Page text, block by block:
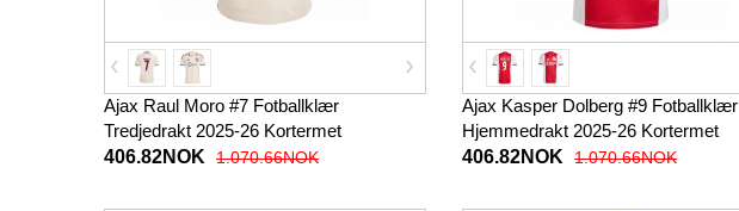
Ajax Raul Moro #7 Fotballklær
Tredjedrakt 2025-26 Kortermet
406.82NOK
1.070.66NOK
Ajax Kasper Dolberg #9 Fotballklær
Hjemmedrakt 2025-26 Kortermet
406.82NOK
1.070.66NOK